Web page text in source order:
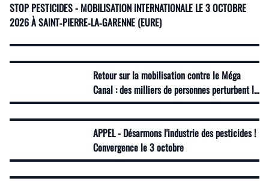
STOP PESTICIDES - MOBILISATION INTERNATIONALE LE 3 OCTOBRE
2026 À SAINT‑PIERRE‑LA‑GARENNE (EURE)
Retour sur la mobilisation contre le Méga
Canal : des milliers de personnes perturbent le
chantier et amplifient la lutte !
APPEL - Désarmons l'industrie des pesticides !
Convergence le 3 octobre